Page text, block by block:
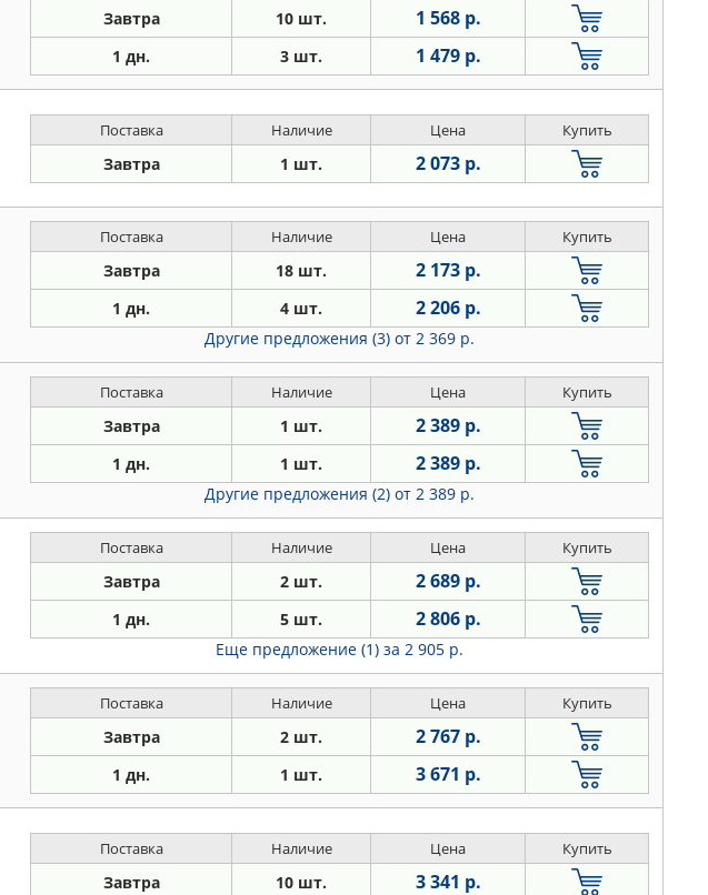
Завтра 10 шт. 1 568 р.
1 дн. 3 шт. 1 479 р.
Поставка Наличие Цена Купить
Завтра 1 шт. 2 073 р.
Поставка Наличие Цена Купить
Завтра 18 шт. 2 173 р.
1 дн. 4 шт. 2 206 р.
Другие предложения (3) от 2 369 р.
Поставка Наличие Цена Купить
Завтра 1 шт. 2 389 р.
1 дн. 1 шт. 2 389 р.
Другие предложения (2) от 2 389 р.
Поставка Наличие Цена Купить
Завтра 2 шт. 2 689 р.
1 дн. 5 шт. 2 806 р.
Еще предложение (1) за 2 905 р.
Поставка Наличие Цена Купить
Завтра 2 шт. 2 767 р.
1 дн. 1 шт. 3 671 р.
Поставка Наличие Цена Купить
Завтра 10 шт. 3 341 р.